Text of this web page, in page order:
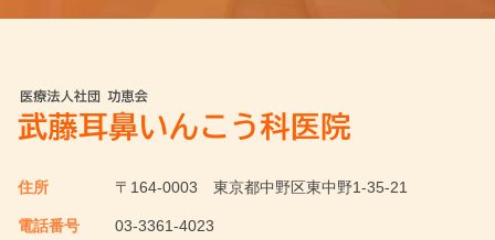
住所 〒164-0003 東京都中野区東中野1-35-21
電話番号 03-3361-4023